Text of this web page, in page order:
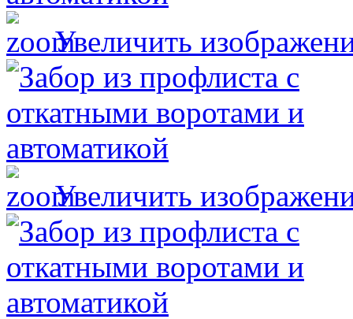
Увеличить
Увеличить